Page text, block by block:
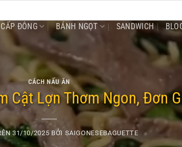
ĐÔNG BÁNH NGỌT SANDWICH
CÁCH NẤU ĂN
Cật Lợn Thơm Ngon, Đơn
31/10/2025 BỞI SAIGONESEBAGUETTE